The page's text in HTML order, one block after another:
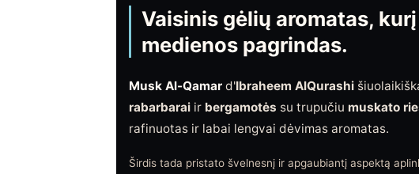
Vaisinis gėlių aromatas,
medienos pagrindas.
Musk Al-Qamar d'Ibraheem AlQurashi
rabarbarai ir bergamotės su trupučiu muskato
rafinuotas ir labai lengvai dėvimas aromatas.
Širdis tada pristato švelnesnį ir apgaubiantį aspektą